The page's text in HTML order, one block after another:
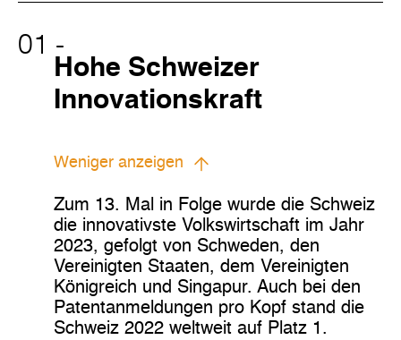
01 -
Hohe Schweizer
Innovationskraft
Weniger anzeigen
Zum 13. Mal in Folge wurde die Schweiz
die innovativste Volkswirtschaft im Jahr
2023, gefolgt von Schweden, den
Vereinigten Staaten, dem Vereinigten
Königreich und Singapur. Auch bei den
Patentanmeldungen pro Kopf stand die
Schweiz 2022 weltweit auf Platz 1.